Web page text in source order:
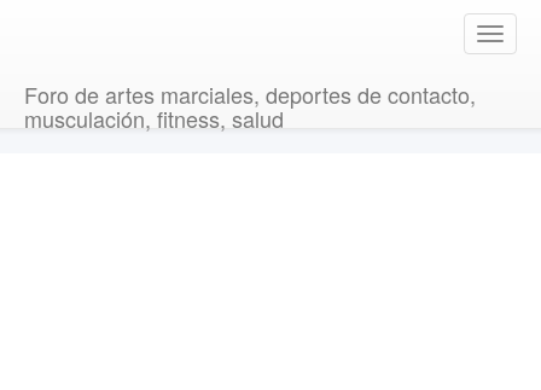
T
o
Foro de artes marciales, deportes de contacto,
musculación, fitness, salud